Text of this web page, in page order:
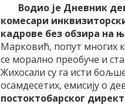
Водио је Дневник
комесари
кадрове без обзира на
Марковић, попут многих
се морално преобуче и
Жихосали су га исти
осамдесетих, емисију о
постоктобарског